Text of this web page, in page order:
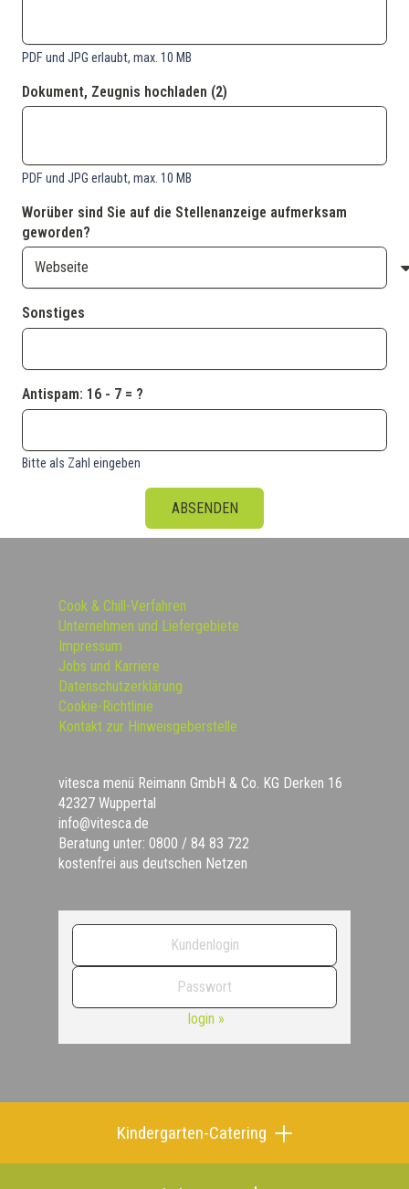
PDF und JPG erlaubt, max. 10 MB
Dokument, Zeugnis hochladen (2)
PDF und JPG erlaubt, max. 10 MB
Worüber sind Sie auf die Stellenanzeige aufmerksam
geworden?
Sonstiges
Antispam: 16 - 7 = ?
Bitte als Zahl eingeben
ABSENDEN
Cook & Chill-Verfahren
Unternehmen und Liefergebiete
Impressum
Jobs und Karriere
Datenschutzerklärung
Cookie-Richtlinie
Kontakt zur Hinweisgeberstelle
vitesca menü Reimann GmbH & Co. KG Derken 16
42327 Wuppertal
info@vitesca.de
Beratung unter: 0800 / 84 83 722
kostenfrei aus deutschen Netzen
login »
Kindergarten-Catering